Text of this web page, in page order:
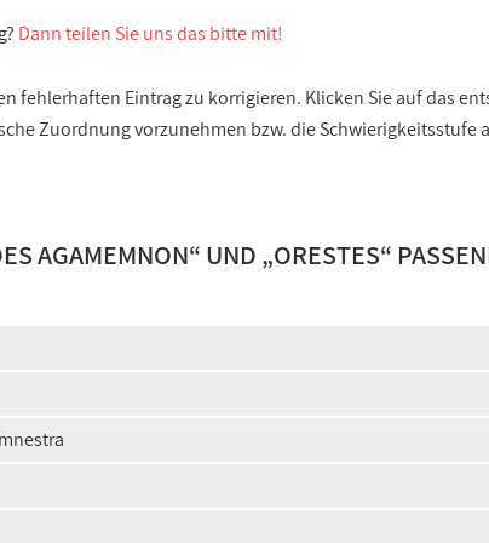
Dann teilen Sie uns das bitte mit!
fehlerhaften Eintrag zu korrigieren. Klicken Sie auf das
Zuordnung vorzunehmen bzw. die Schwierigkeitsstufe
AGAMEMNON“ UND „ORESTES“